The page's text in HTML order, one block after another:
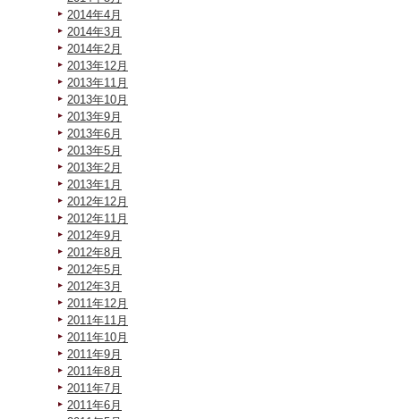
2014年4月
2014年3月
2014年2月
2013年12月
2013年11月
2013年10月
2013年9月
2013年6月
2013年5月
2013年2月
2013年1月
2012年12月
2012年11月
2012年9月
2012年8月
2012年5月
2012年3月
2011年12月
2011年11月
2011年10月
2011年9月
2011年8月
2011年7月
2011年6月